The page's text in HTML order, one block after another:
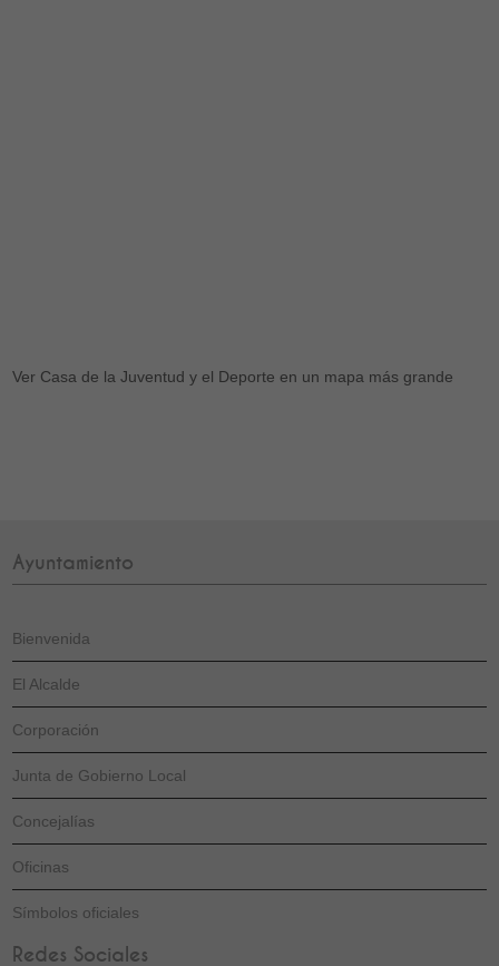
Ver Casa de la Juventud y el Deporte en un mapa más grande
Ayuntamiento
Bienvenida
El Alcalde
Corporación
Junta de Gobierno Local
Concejalías
Oficinas
Símbolos oficiales
Redes Sociales